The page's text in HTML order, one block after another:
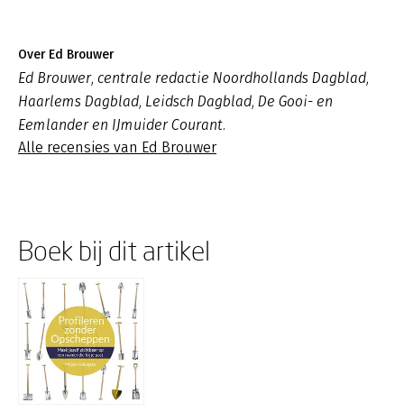
Over Ed Brouwer
Ed Brouwer, centrale redactie Noordhollands Dagblad,
Haarlems Dagblad, Leidsch Dagblad, De Gooi- en
Eemlander en IJmuider Courant.
Alle recensies van Ed Brouwer
Boek bij dit artikel